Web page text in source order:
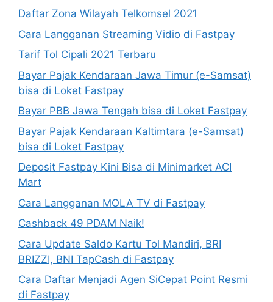
Daftar Zona Wilayah Telkomsel 2021
Cara Langganan Streaming Vidio di Fastpay
Tarif Tol Cipali 2021 Terbaru
Bayar Pajak Kendaraan Jawa Timur (e-Samsat)
bisa di Loket Fastpay
Bayar PBB Jawa Tengah bisa di Loket Fastpay
Bayar Pajak Kendaraan Kaltimtara (e-Samsat)
bisa di Loket Fastpay
Deposit Fastpay Kini Bisa di Minimarket ACI
Mart
Cara Langganan MOLA TV di Fastpay
Cashback 49 PDAM Naik!
Cara Update Saldo Kartu Tol Mandiri, BRI
BRIZZI, BNI TapCash di Fastpay
Cara Daftar Menjadi Agen SiCepat Point Resmi
di Fastpay